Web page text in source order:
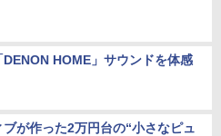
HOME」サウンドを体感
が作った2万円台の“小さなピュ